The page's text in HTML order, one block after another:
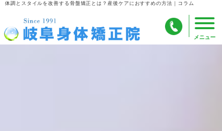
体調とスタイルを改善する骨盤矯正とは？産後ケアにおすすめの方法｜コラム